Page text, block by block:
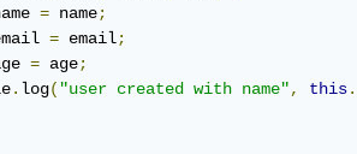
= name;
= email;
= age;
. log( "user created with name", this.